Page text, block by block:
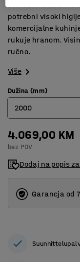
Stol se vrlo lako
potrebni visoki
komercijalne
rukuje hranom.
ručno.
Više
Dužina (mm)
2000
1500
2000
4.069,00 KM
bez PDV
Dodaj na popis
Garancja od